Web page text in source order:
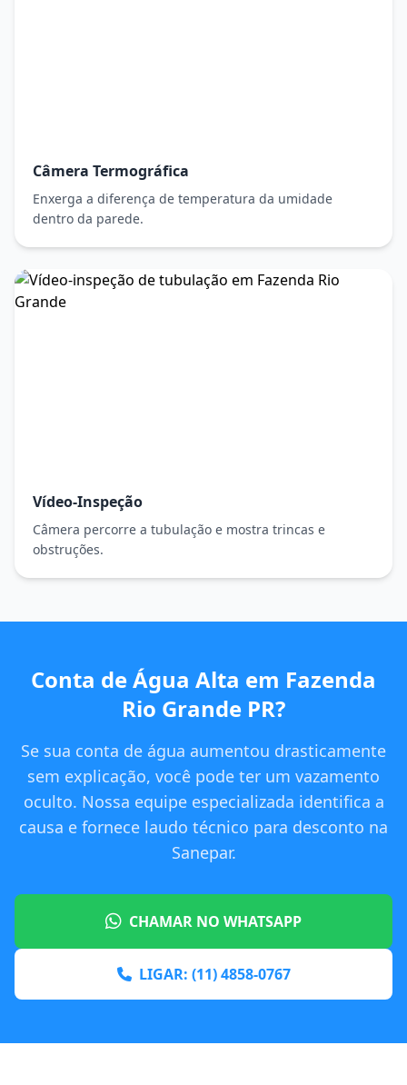
Câmera Termográfica
Enxerga a diferença de temperatura da umidade
dentro da parede.
Vídeo-Inspeção
Câmera percorre a tubulação e mostra trincas e
obstruções.
Conta de Água Alta em Fazenda
Rio Grande PR?
Se sua conta de água aumentou drasticamente
sem explicação, você pode ter um vazamento
oculto. Nossa equipe especializada identifica a
causa e fornece laudo técnico para desconto na
Sanepar.
CHAMAR NO WHATSAPP
LIGAR: (11) 4858-0767